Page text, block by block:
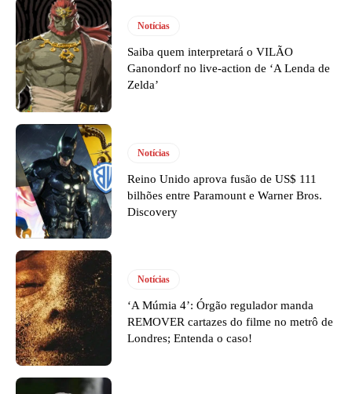
Notícias
Saiba quem interpretará o VILÃO
Ganondorf no live-action de ‘A Lenda de
Zelda’
Notícias
Reino Unido aprova fusão de US$ 111
bilhões entre Paramount e Warner Bros.
Discovery
Notícias
‘A Múmia 4’: Órgão regulador manda
REMOVER cartazes do filme no metrô de
Londres; Entenda o caso!